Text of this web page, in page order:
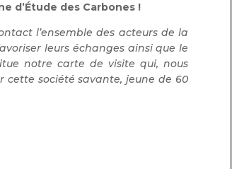
d’Étude des Carbones !
l’ensemble des acteurs de la
leurs échanges ainsi que le
notre carte de visite qui, nous
cette société savante, jeune de 60